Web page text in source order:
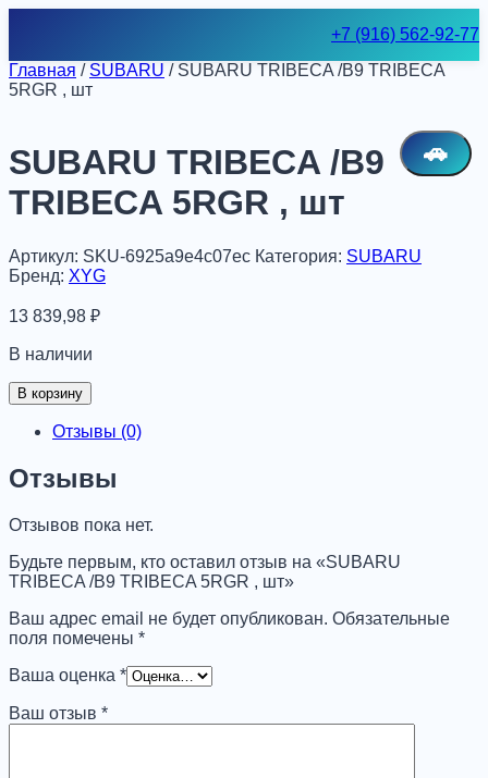
+7 (916) 562-92-77
🚗
Главная / SUBARU / SUBARU TRIBECA /B9 TRIBECA
5RGR , шт
SUBARU TRIBECA /B9
TRIBECA 5RGR , шт
Артикул: SKU-6925a9e4c07ec Категория: SUBARU
Бренд: XYG
13 839,98 ₽
В наличии
Количество
товара
SUBARU
/B9
TRIBECA
,
В корзину
Отзывы (0)
Отзывы
Отзывов пока нет.
Будьте первым, кто оставил отзыв на «SUBARU
TRIBECA /B9 TRIBECA 5RGR , шт»
Ваш адрес email не будет опубликован. Обязательные
поля помечены *
Ваша оценка *
Ваш отзыв *